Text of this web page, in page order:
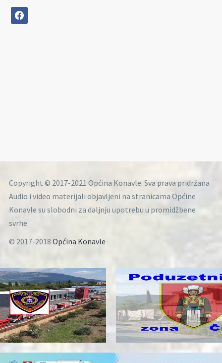
facebook
Copyright © 2017-2021 Općina Konavle. Sva prava pridržana
Audio i video materijali objavljeni na stranicama Općine
Konavle su slobodni za daljnju upotrebu u promidžbene
svrhe
© 2017-2018 Općina Konavle